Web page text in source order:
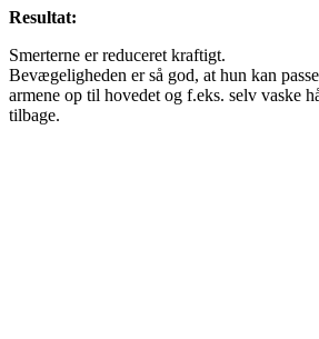
Resultat:
Smerterne er reduceret kraftigt.
Bevægeligheden er så god, at hun kan
armene op til hovedet og f.eks. selv vaske
tilbage.